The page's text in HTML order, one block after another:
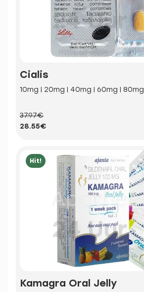
Cialis
10mg | 20mg | 40mg | 60mg | 80mg
37.97€
28.55€
Hit!
Kamagra Oral Jelly